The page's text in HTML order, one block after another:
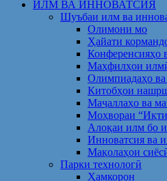
ИЛМ ВА ИННОВАТСИЯ
Шуъбаи илм ва
Олимони мо
Ҳайати
Конференсияҳо
Маҳфилҳои
Олимпиадаҳо
Китобҳои
Маҷаллаҳо ва
Моҳвораи
Алоқаи илм бо
Инноватсия ва
Мақолаҳои
Парки технологӣ
Ҳамкорон